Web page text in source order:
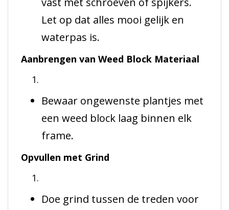
Let op dat alles mooi gelijk en
waterpas is.
Aanbrengen van Weed Block Materiaal
Bewaar ongewenste plantjes met
een weed block laag binnen elk
frame.
Opvullen met Grind
Doe grind tussen de treden voor